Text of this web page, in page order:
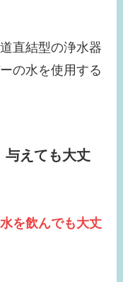
直結型の浄水器
の水を使用する
与えても大丈
を飲んでも大丈